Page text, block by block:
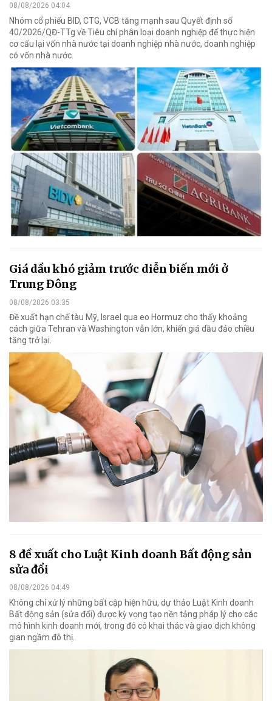
08/08/2026 04:04
Nhóm cổ phiếu BID, CTG, VCB tăng mạnh sau Quyết định số
40/2026/QĐ-TTg về Tiêu chí phân loại doanh nghiệp để thực hiện
cơ cấu lại vốn nhà nước tại doanh nghiệp nhà nước, doanh nghiệp
có vốn nhà nước.
Giá dầu khó giảm trước diễn biến mới ở
Trung Đông
08/08/2026 03:35
Đề xuất hạn chế tàu Mỹ, Israel qua eo Hormuz cho thấy khoảng
cách giữa Tehran và Washington vẫn lớn, khiến giá dầu đảo chiều
tăng trở lại.
8 đề xuất cho Luật Kinh doanh Bất động sản
sửa đổi
08/08/2026 04:49
Không chỉ xử lý những bất cập hiện hữu, dự thảo Luật Kinh doanh
Bất động sản (sửa đổi) được kỳ vọng tạo nền tảng pháp lý cho các
mô hình kinh doanh mới, trong đó có khai thác và giao dịch không
gian ngầm đô thị.